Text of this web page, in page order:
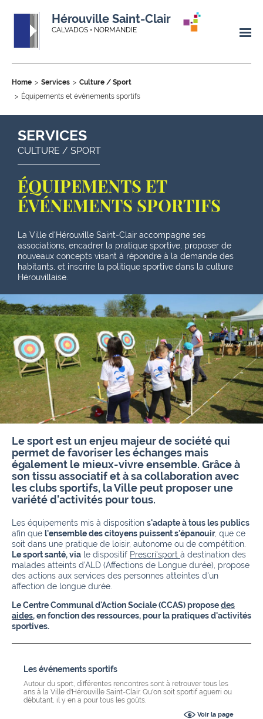
Hérouville Saint-Clair
CALVADOS • NORMANDIE
Home Services
Culture / Sport
Équipements et événements sportifs
SERVICES
CULTURE / SPORT
ÉQUIPEMENTS ET
ÉVÉNEMENTS SPORTIFS
La Ville d'Hérouville Saint-Clair accompagne ses
associations, encadrer la pratique sportive, proposer de
nouveaux concepts visant à répondre à la demande des
habitants, et inscrire la politique sportive dans la culture
Hérouvillaise.
Le sport est un enjeu majeur de société qui
permet de favoriser les échanges mais
également le mieux-vivre ensemble. Grâce à
son tissu associatif et à sa collaboration avec
les clubs sportifs, la Ville peut proposer une
variété d'activités pour tous.
Les équipements mis à disposition s'adapte à tous les publics
afin que l'ensemble des citoyens puissent s'épanouir, que ce
soit dans une pratique de loisir, autonome ou de compétition.
Le sport santé, via le dispositif Prescri'sport à destination des
malades atteints d'ALD (Affections de Longue durée), propose
des actions aux services des personnes atteintes d'un
affection de longue durée.
Le Centre Communal d'Action Sociale (CCAS) proposedes
aides, en fonction des ressources, pour la pratiques d'activités
sportives.
Les événements sportifs
Autour du sport, différentes rencontres sont à retrouver tous les
ans à la Ville d'Hérouville Saint-Clair. Qu'on soit sportif aguerri ou
débutant, il y en a pour tous les goûts.
Voir la page